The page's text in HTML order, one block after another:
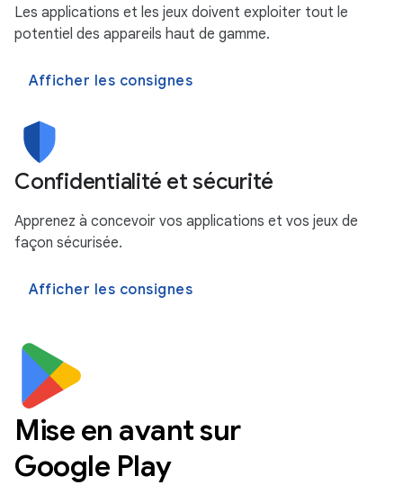
Les applications et les jeux doivent exploiter tout le
potentiel des appareils haut de gamme.
Afficher les consignes
Confidentialité et sécurité
Apprenez à concevoir vos applications et vos jeux de
façon sécurisée.
Afficher les consignes
Mise en avant sur
Google Play